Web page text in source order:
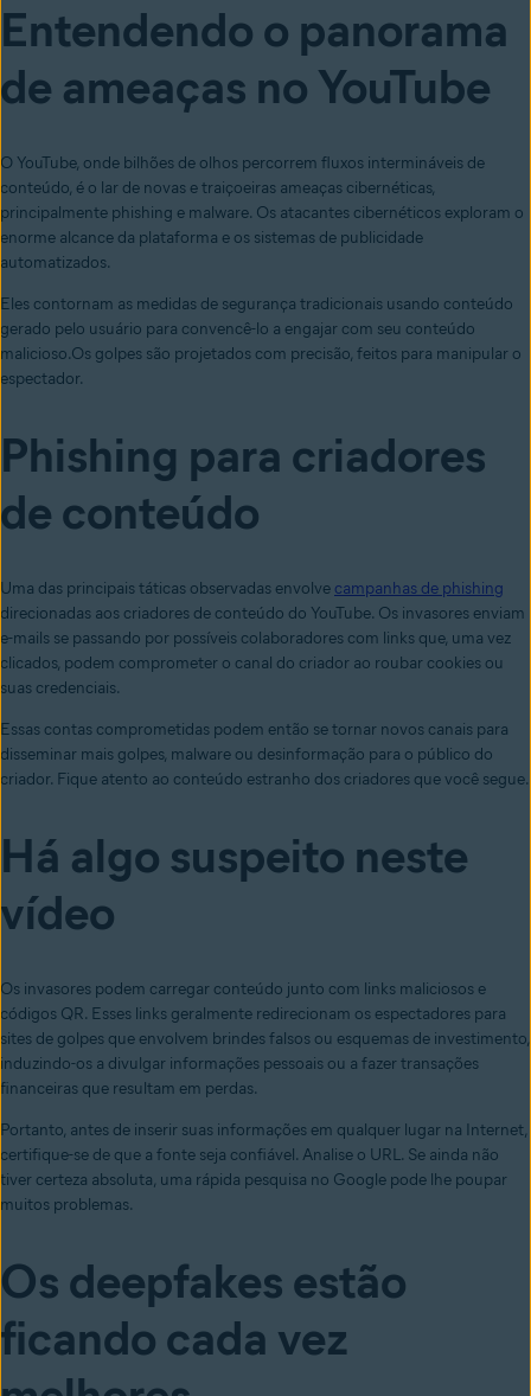
Entendendo o panorama
de ameaças no YouTube
O YouTube, onde bilhões de olhos percorrem fluxos intermináveis de
conteúdo, é o lar de novas e traiçoeiras ameaças cibernéticas,
principalmente phishing e malware. Os atacantes cibernéticos exploram o
enorme alcance da plataforma e os sistemas de publicidade
automatizados.
Eles contornam as medidas de segurança tradicionais usando conteúdo
gerado pelo usuário para convencê-lo a engajar com seu conteúdo
malicioso.Os golpes são projetados com precisão, feitos para manipular o
espectador.
Phishing para criadores
de conteúdo
Uma das principais táticas observadas envolve campanhas de phishing
direcionadas aos criadores de conteúdo do YouTube. Os invasores enviam
e-mails se passando por possíveis colaboradores com links que, uma vez
clicados, podem comprometer o canal do criador ao roubar cookies ou
suas credenciais.
Essas contas comprometidas podem então se tornar novos canais para
disseminar mais golpes, malware ou desinformação para o público do
criador. Fique atento ao conteúdo estranho dos criadores que você segue.
Há algo suspeito neste
vídeo
Os invasores podem carregar conteúdo junto com links maliciosos e
códigos QR. Esses links geralmente redirecionam os espectadores para
sites de golpes que envolvem brindes falsos ou esquemas de investimento,
induzindo-os a divulgar informações pessoais ou a fazer transações
financeiras que resultam em perdas.
Portanto, antes de inserir suas informações em qualquer lugar na Internet,
certifique-se de que a fonte seja confiável. Analise o URL. Se ainda não
tiver certeza absoluta, uma rápida pesquisa no Google pode lhe poupar
muitos problemas.
Os deepfakes estão
ficando cada vez